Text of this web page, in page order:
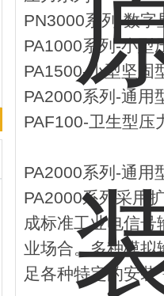
PN3000系列-数字
PA1000系列-小型
PA1500-小型坚固
PA2000系列-通用
PAF100-卫生型压
PA2000系列-通用
PA2000系列采用
成标准工业电信号
业场合。多种模
足各种特定的安装